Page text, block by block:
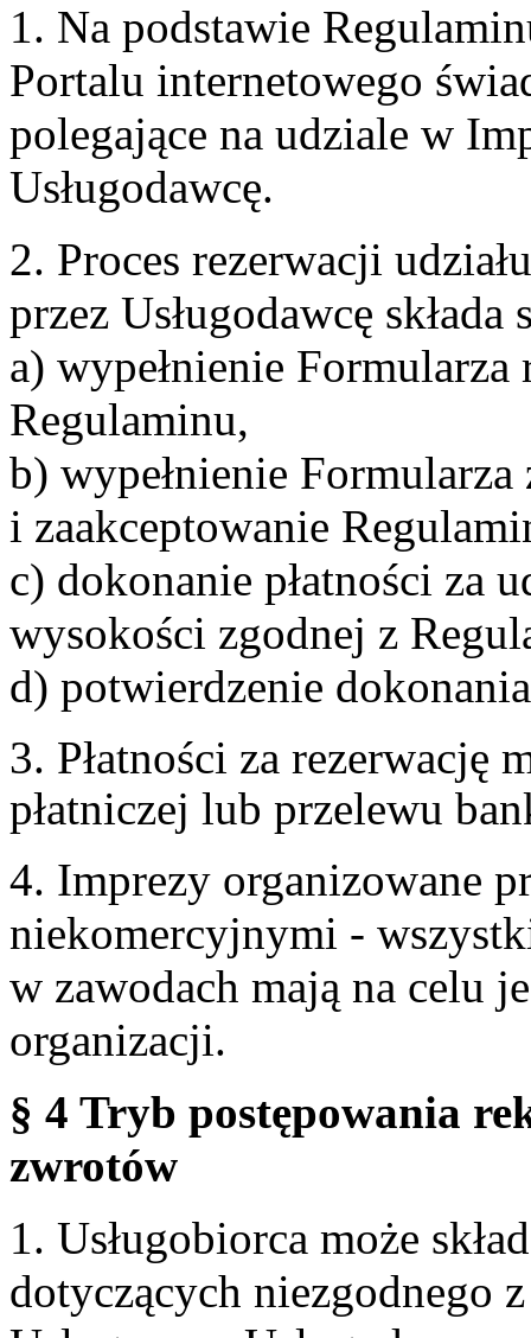
1. Na podstawie
Portalu internetowego
polegające na udziale w
Usługodawcę.
2. Proces rezerwacji
przez Usługodawcę
a) wypełnienie
Regulaminu,
b) wypełnienie Formularza
i zaakceptowanie
c) dokonanie płatności za
wysokości zgodnej z
d) potwierdzenie
3. Płatności za rezerwację
płatniczej lub przelewu
4. Imprezy organizowane
niekomercyjnymi -
w zawodach mają na celu
organizacji.
§ 4 Tryb postępowania
zwrotów
1. Usługobiorca może
dotyczących niezgodnego